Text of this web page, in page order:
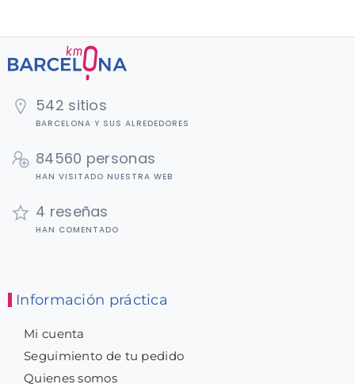
542 sitios
BARCELONA Y SUS ALREDEDORES
84560 personas
HAN VISITADO NUESTRA WEB
4 reseñas
HAN COMENTADO
Información práctica
Mi cuenta
Seguimiento de tu pedido
Quienes somos